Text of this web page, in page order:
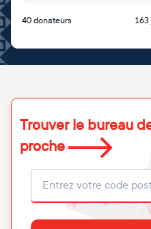
40 donateurs 163
Trouver le bureau
proche
Localisation